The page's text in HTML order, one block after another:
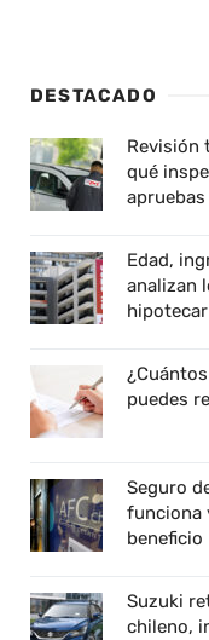
DESTACADO
Revisión
qué
apruebas
Edad,
analizan
puedes
Seguro
funciona
beneficio
Suzuki
chileno,